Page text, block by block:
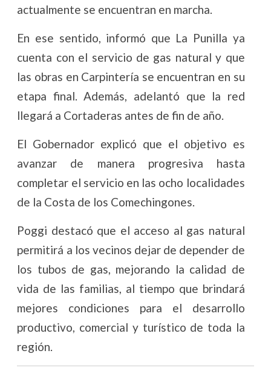
actualmente se encuentran en marcha.
En ese sentido, informó que La Punilla ya
cuenta con el servicio de gas natural y que
las obras en Carpintería se encuentran en su
etapa final. Además, adelantó que la red
llegará a Cortaderas antes de fin de año.
El Gobernador explicó que el objetivo es
avanzar de manera progresiva hasta
completar el servicio en las ocho localidades
de la Costa de los Comechingones.
Poggi destacó que el acceso al gas natural
permitirá a los vecinos dejar de depender de
los tubos de gas, mejorando la calidad de
vida de las familias, al tiempo que brindará
mejores condiciones para el desarrollo
productivo, comercial y turístico de toda la
región.